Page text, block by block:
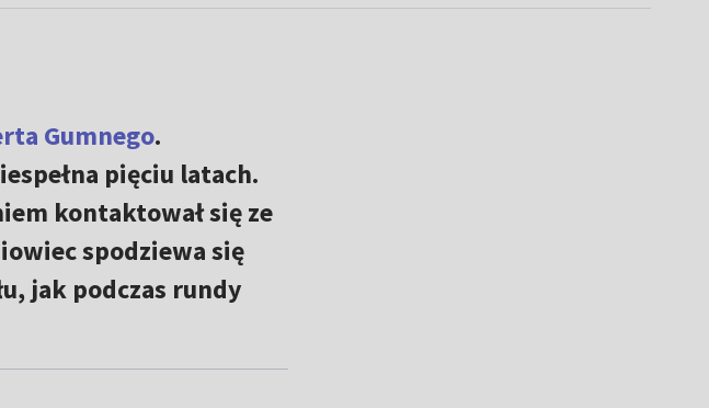
Gumnego.
pięciu latach.
kontaktował się ze
spodziewa się
jak podczas rundy